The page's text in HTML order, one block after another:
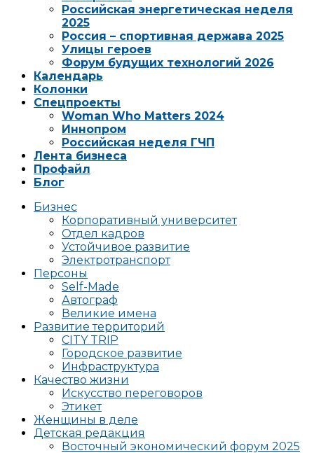
Российская энергетическая неделя
2025
Россия – спортивная держава 2025
Улицы героев
Форум будущих технологий 2026
Календарь
Колонки
Спецпроекты
Woman Who Matters 2024
Иннопром
Российская неделя ГЧП
Лента бизнеса
Профайл
Блог
Бизнес
Корпоративный университет
Отдел кадров
Устойчивое развитие
Электротранспорт
Персоны
Self-Made
Автограф
Великие имена
Развитие территорий
CITY TRIP
Городское развитие
Инфраструктура
Качество жизни
Искусство переговоров
Этикет
Женщины в деле
Детская редакция
Восточный экономический форум 2025